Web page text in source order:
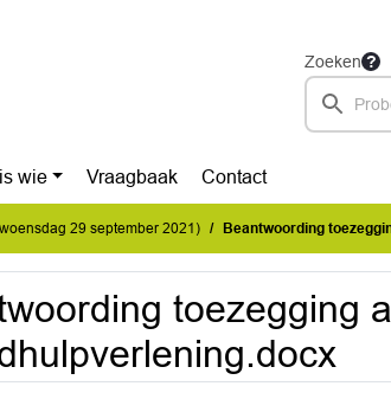
Zoeken
wie Vraagbaak Contact
29 september 2021) Beantwoording
toezegging